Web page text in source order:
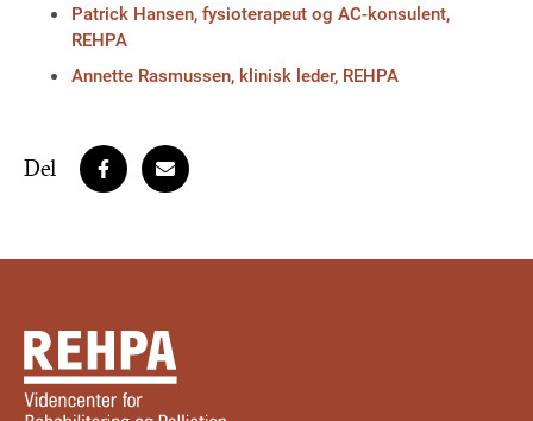
Patrick Hansen, fysioterapeut og AC-konsulent,
REHPA
Annette Rasmussen, klinisk leder, REHPA
Del